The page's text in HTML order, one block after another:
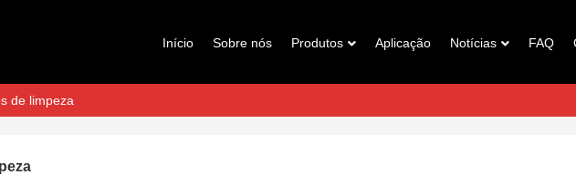
Início Sobre nós Produtos Aplicação Notícias FAQ
de limpeza